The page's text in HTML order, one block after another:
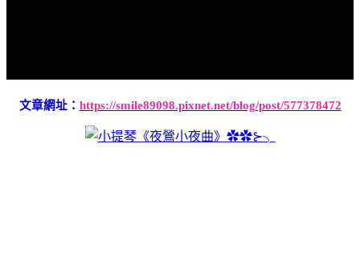
文章網址： https://smile89098.pixnet.net/blog/post/577378472